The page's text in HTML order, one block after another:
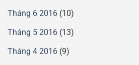
Tháng 6 2016 (10)
Tháng 5 2016 (13)
Tháng 4 2016 (9)